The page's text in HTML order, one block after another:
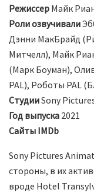
Режиссер Майк
Роли озвучивали
Дэнни МакБрайд
Митчелл), Майк
(Марк Боуман),
PAL), Роботы PAL
СтудииSony
Год выпуска 2021
Сайты IMDb
Sony Pictures
стороны, в их
вроде Hotel